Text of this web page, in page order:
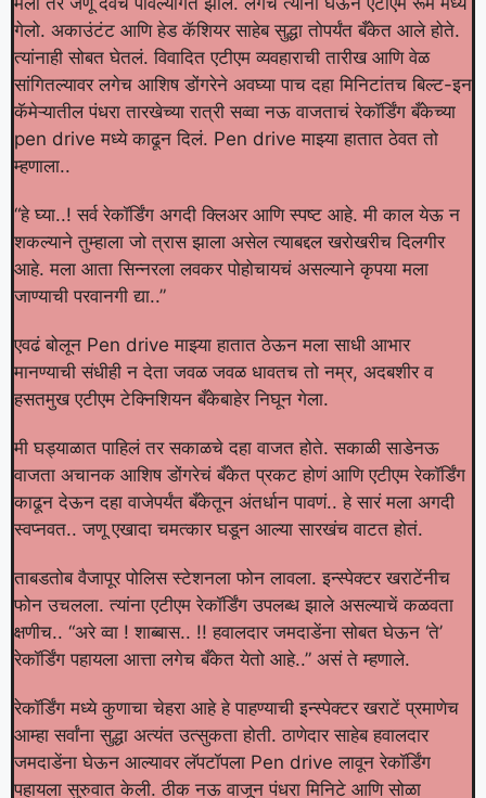
गेलो. अकाउंटंट आणि हेड कॅशियर साहेब सुद्धा तोपर्यंत बँकेत आले होते.
त्यांनाही सोबत घेतलं. विवादित एटीएम व्यवहाराची तारीख आणि वेळ
सांगितल्यावर लगेच आशिष डोंगरेने अवघ्या पाच दहा मिनिटांतच बिल्ट-इन
कॅमेऱ्यातील पंधरा तारखेच्या रात्री सव्वा नऊ वाजताचं रेकॉर्डिंग बँकेच्या
pen drive मध्ये काढून दिलं. Pen drive माझ्या हातात ठेवत तो
म्हणाला..
“हे घ्या..! सर्व रेकॉर्डिंग अगदी क्लिअर आणि स्पष्ट आहे. मी काल येऊ न
शकल्याने तुम्हाला जो त्रास झाला असेल त्याबद्दल खरोखरीच दिलगीर
आहे. मला आता सिन्नरला लवकर पोहोचायचं असल्याने कृपया मला
जाण्याची परवानगी द्या..”
एवढं बोलून Pen drive माझ्या हातात ठेऊन मला साधी आभार
मानण्याची संधीही न देता जवळ जवळ धावतच तो नम्र, अदबशीर व
हसतमुख एटीएम टेक्निशियन बँकेबाहेर निघून गेला.
मी घड्याळात पाहिलं तर सकाळचे दहा वाजत होते. सकाळी साडेनऊ
वाजता अचानक आशिष डोंगरेचं बँकेत प्रकट होणं आणि एटीएम रेकॉर्डिंग
काढून देऊन दहा वाजेपर्यंत बँकेतून अंतर्धान पावणं.. हे सारं मला अगदी
स्वप्नवत.. जणू एखादा चमत्कार घडून आल्या सारखंच वाटत होतं.
ताबडतोब वैजापूर पोलिस स्टेशनला फोन लावला. इन्स्पेक्टर खराटेंनीच
फोन उचलला. त्यांना एटीएम रेकॉर्डिंग उपलब्ध झाले असल्याचें कळवता
क्षणीच.. “अरे व्वा ! शाब्बास.. !! हवालदार जमदाडेंना सोबत घेऊन ‘ते’
रेकॉर्डिंग पहायला आत्ता लगेच बँकेत येतो आहे..” असं ते म्हणाले.
रेकॉर्डिंग मध्ये कुणाचा चेहरा आहे हे पाहण्याची इन्स्पेक्टर खराटें प्रमाणेच
आम्हा सर्वांना सुद्धा अत्यंत उत्सुकता होती. ठाणेदार साहेब हवालदार
जमदाडेंना घेऊन आल्यावर लॅपटॉपला Pen drive लावून रेकॉर्डिंग
पहायला सुरुवात केली. ठीक नऊ वाजून पंधरा मिनिटे आणि सोळा